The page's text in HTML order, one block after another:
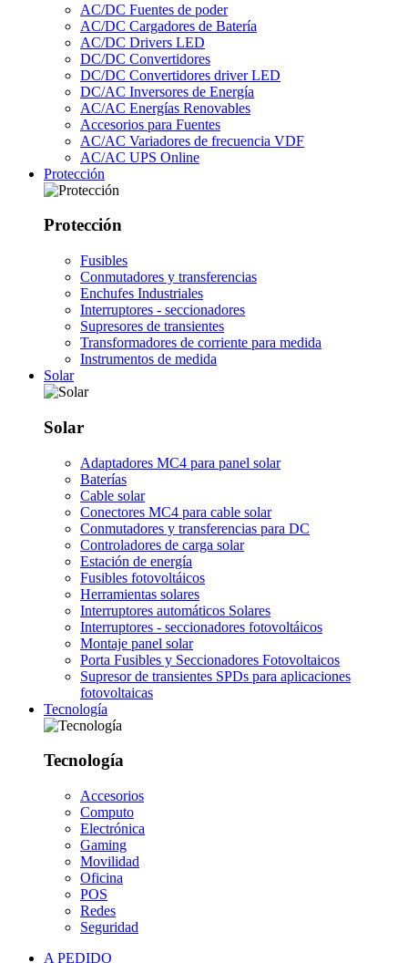
AC/DC Fuentes de poder
AC/DC Cargadores de Batería
AC/DC Drivers LED
DC/DC Convertidores
DC/DC Convertidores driver LED
DC/AC Inversores de Energía
AC/AC Energías Renovables
Accesorios para Fuentes
AC/AC Variadores de frecuencia VDF
AC/AC UPS Online
Protección
Protección
Fusibles
Conmutadores y transferencias
Enchufes Industriales
Interruptores - seccionadores
Supresores de transientes
Transformadores de corriente para medida
Instrumentos de medida
Solar
Solar
Adaptadores MC4 para panel solar
Baterías
Cable solar
Conectores MC4 para cable solar
Conmutadores y transferencias para DC
Controladores de carga solar
Estación de energía
Fusibles fotovoltáicos
Herramientas solares
Interruptores automáticos Solares
Interruptores - seccionadores fotovoltáicos
Montaje panel solar
Porta Fusibles y Seccionadores Fotovoltaicos
Supresor de transientes SPDs para aplicaciones
fotovoltaicas
Tecnología
Tecnología
Accesorios
Computo
Electrónica
Gaming
Movilidad
Oficina
POS
Redes
Seguridad
A PEDIDO